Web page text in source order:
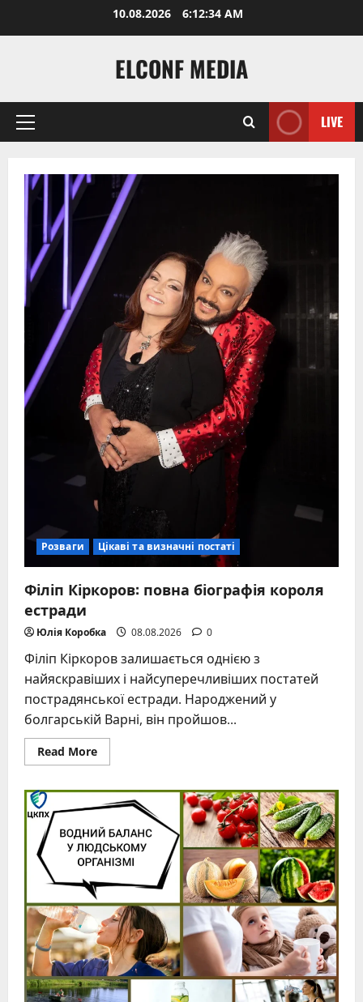
10.08.2026 6:12:35 AM
ELCONF MEDIA
Primary
LIVE
Розваги Цікаві та визначні постаті
Філіп Кіркоров: повна біографія короля
естради
Юлія Коробка 08.08.2026 0
Філіп Кіркоров залишається однією з
найяскравіших і найсуперечливіших постатей
пострадянської естради. Народжений у
болгарській Варні, він пройшов...
Read MoreRead
more
Кіркоров:
повна
біографія
короля
естради